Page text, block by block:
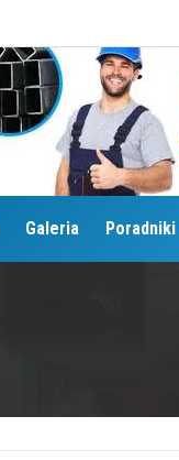
Galeria Poradniki